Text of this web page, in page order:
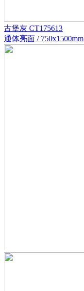
古堡灰 CT175613
通体亮面 / 750x1500mm